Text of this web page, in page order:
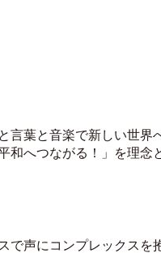
⾔葉と⾳楽で新しい世界
和へつながる！」を理念
で声にコンプレックスを